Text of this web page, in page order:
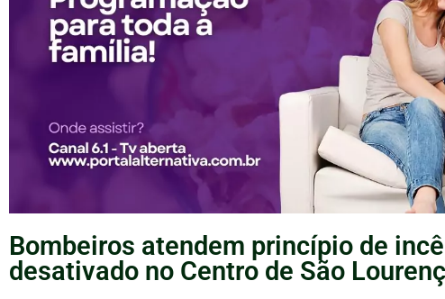
Bombeiros atendem princípio de
desativado no Centro de São